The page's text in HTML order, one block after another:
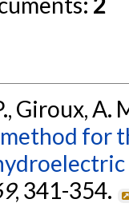
Giroux, A.
for
, 341-354.